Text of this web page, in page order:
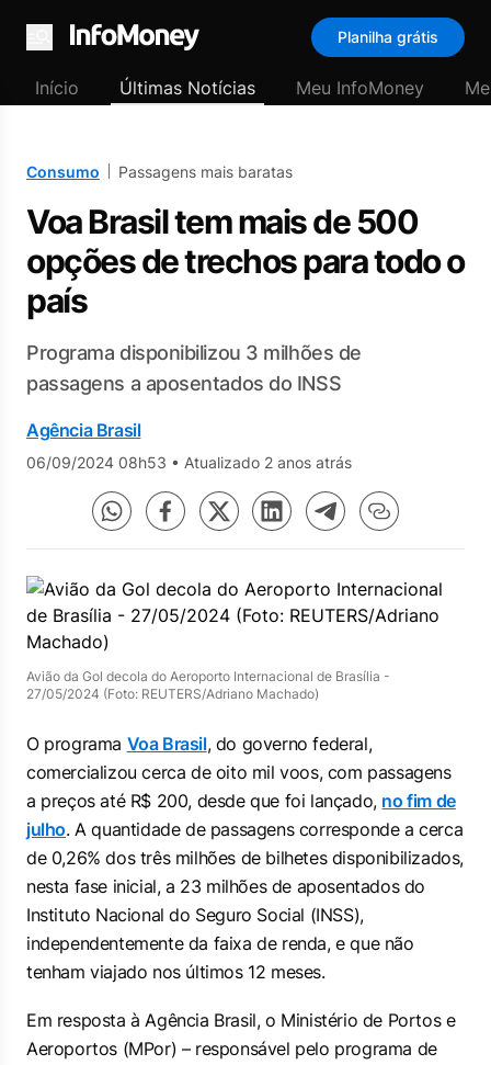
Menu
Planilha grátis
Início Últimas Notícias Meu InfoMoney
Consumo Passagens mais baratas
Voa Brasil tem mais de 500
opções de trechos para todo o
país
Programa disponibilizou 3 milhões de
passagens a aposentados do INSS
Agência Brasil
06/09/2024 08h53 • Atualizado 2 anos atrás
Avião da Gol decola do Aeroporto Internacional de Brasília -
27/05/2024 (Foto: REUTERS/Adriano Machado)
O programa Voa Brasil, do governo federal,
comercializou cerca de oito mil voos, com passagens
a preços até R$ 200, desde que foi lançado, no fim de
julho. A quantidade de passagens corresponde a cerca
de 0,26% dos três milhões de bilhetes disponibilizados,
nesta fase inicial, a 23 milhões de aposentados do
Instituto Nacional do Seguro Social (INSS),
independentemente da faixa de renda, e que não
tenham viajado nos últimos 12 meses.
Em resposta à Agência Brasil, o Ministério de Portos e
Aeroportos (MPor) – responsável pelo programa de